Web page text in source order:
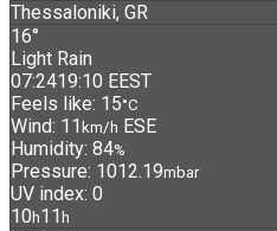
Thessaloniki, GR
16°
Light Rain
07:2419:10 EEST
Feels like: 15°C
Wind: 11 km/h ESE
Humidity: 84%
Pressure: 1012.19mbar
UV index: 0
10 h11 h